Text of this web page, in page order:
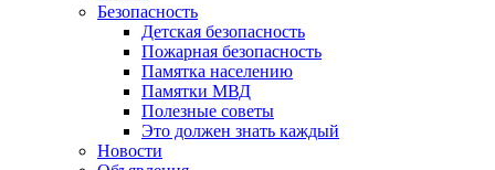
Безопасность
Детская безопасность
Пожарная безопасность
Памятка населению
Памятки МВД
Полезные советы
Это должен знать каждый
Новости